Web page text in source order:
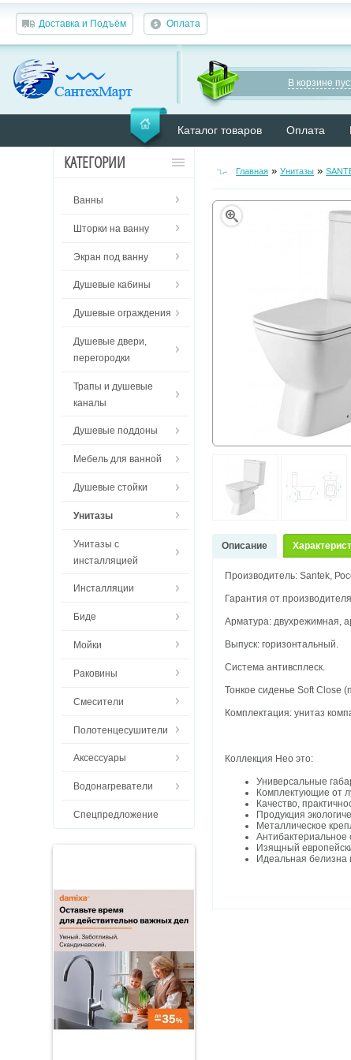
Доставка и Подъём Оплата
В корзине
Каталог товаров Оплата
КАТЕГОРИИ
Ванны
Шторки на ванну
Экран под ванну
Душевые кабины
Душевые ограждения
Душевые двери,
перегородки
Трапы и душевые
каналы
Душевые поддоны
Мебель для ванной
Душевые стойки
Унитазы
Унитазы с
инсталляцией
Инсталляции
Биде
Мойки
Раковины
Смесители
Полотенцесушители
Аксессуары
Водонагреватели
Спецпредложение
Главная »Унитазы »
Описание
Производитель: Santek,
Гарантия от
Арматура:двухрежимная,
Выпуск: горизонтальный.
Система антивсплеск.
Тонкое сиденье Soft Close
Комплектация: унитаз
Коллекция Нео это:
Универсальные
Комплектующие от
Качество,
Продукция
Металлическое
Антибактериальное
Изящный
Идеальная белизна